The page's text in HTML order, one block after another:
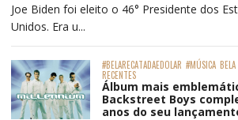
Joe Biden foi eleito o 46° Presidente dos
Unidos. Era u...
#BELARECATADAEDOLAR #MÚSICA BELA
RECENTES
Álbum mais
Backstreet Boys
anos do seu